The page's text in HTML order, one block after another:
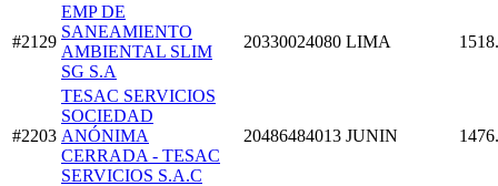
#2129
EMP DE
SANEAMIENTO
AMBIENTAL SLIM
SG S.A
20330024080 LIMA
#2203
TESAC SERVICIOS
SOCIEDAD
ANÓNIMA
CERRADA - TESAC
SERVICIOS S.A.C
20486484013 JUNIN